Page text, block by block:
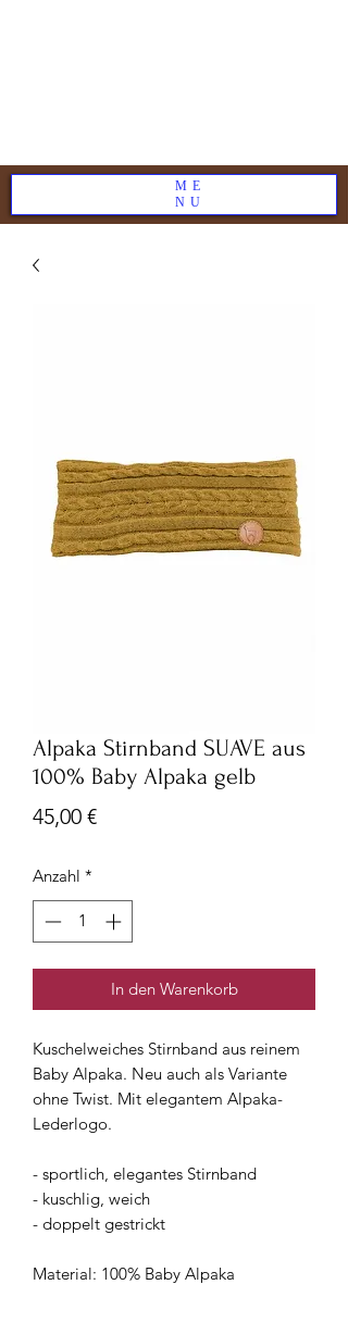
ME
NU
Alpaka Stirnband SUAVE aus
100% Baby Alpaka gelb
45,00 €Preis
Anzahl *
In den Warenkorb
Kuschelweiches Stirnband aus reinem
Baby Alpaka. Neu auch als Variante
ohne Twist. Mit elegantem Alpaka-
Lederlogo.
- sportlich, elegantes Stirnband
- kuschlig, weich
- doppelt gestrickt
Material: 100% Baby Alpaka